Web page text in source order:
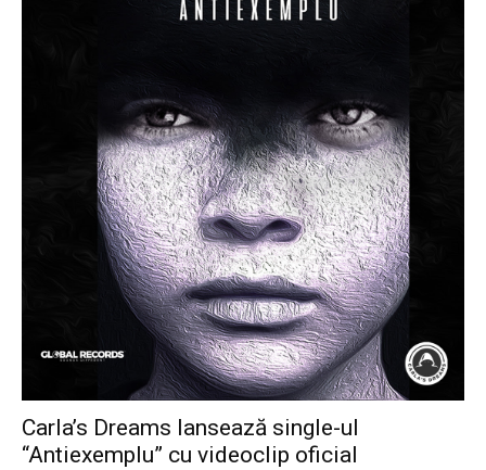
Carla’s Dreams lansează single-ul
“Antiexemplu” cu videoclip oficial